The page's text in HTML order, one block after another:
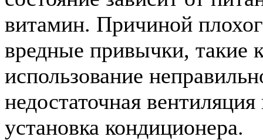
витамин. Причиной
вредные привычки, такие
использование
недостаточная
установка кондиционера.